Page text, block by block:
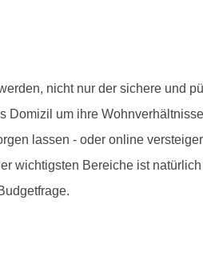
nicht nur der sichere und
Domizil um ihre
lassen - oder online
wichtigsten Bereiche ist